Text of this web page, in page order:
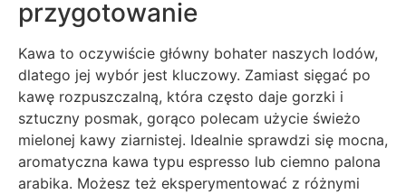
przygotowanie
Kawa to oczywiście główny bohater naszych lodów,
dlatego jej wybór jest kluczowy. Zamiast sięgać po
kawę rozpuszczalną, która często daje gorzki i
sztuczny posmak, gorąco polecam użycie świeżo
mielonej kawy ziarnistej. Idealnie sprawdzi się mocna,
aromatyczna kawa typu espresso lub ciemno palona
arabika. Możesz też eksperymentować z różnymi